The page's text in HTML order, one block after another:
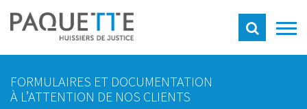
FORMULAIRES ET DOCUMENTATION
À L’ATTENTION DE NOS CLIENTS